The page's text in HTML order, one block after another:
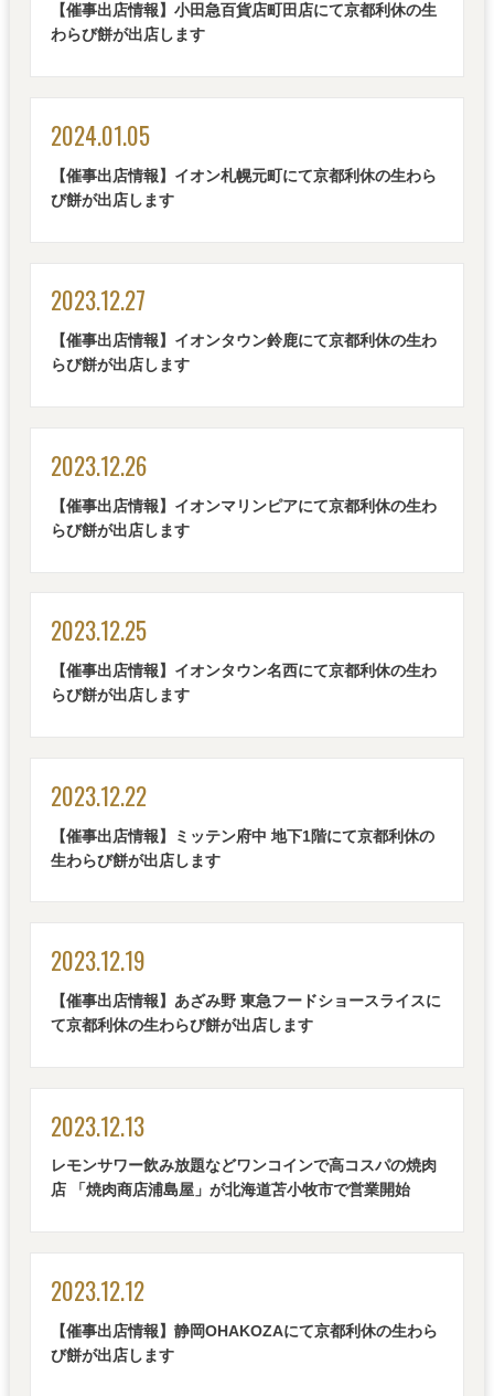
【催事出店情報】小田急百貨店町田店にて京都利休の生
わらび餅が出店します
2024.01.05
【催事出店情報】イオン札幌元町にて京都利休の生わら
び餅が出店します
2023.12.27
【催事出店情報】イオンタウン鈴鹿にて京都利休の生わ
らび餅が出店します
2023.12.26
【催事出店情報】イオンマリンピアにて京都利休の生わ
らび餅が出店します
2023.12.25
【催事出店情報】イオンタウン名西にて京都利休の生わ
らび餅が出店します
2023.12.22
【催事出店情報】ミッテン府中 地下1階にて京都利休の
生わらび餅が出店します
2023.12.19
【催事出店情報】あざみ野 東急フードショースライスに
て京都利休の生わらび餅が出店します
2023.12.13
レモンサワー飲み放題などワンコインで高コスパの焼肉
店 「焼肉商店浦島屋」が北海道苫小牧市で営業開始
2023.12.12
【催事出店情報】静岡OHAKOZAにて京都利休の生わら
び餅が出店します